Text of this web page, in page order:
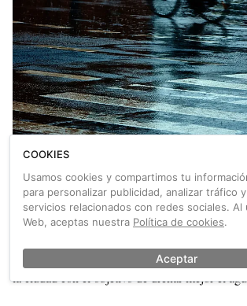
Carriles bici 'anti-lluvia' en
Este pasado lunes, el Ayuntamiento de
(e innovador) tipo de pavimento en dos puntos
la ciudad con el objetivo de drenar mejor el agua en esos
COOKIES
Usamos cookies y compartimos tu
para personalizar publicidad, analizar tráfico
servicios relacionados con redes sociales.
Web, aceptas nuestra Política de cookies.
Aceptar